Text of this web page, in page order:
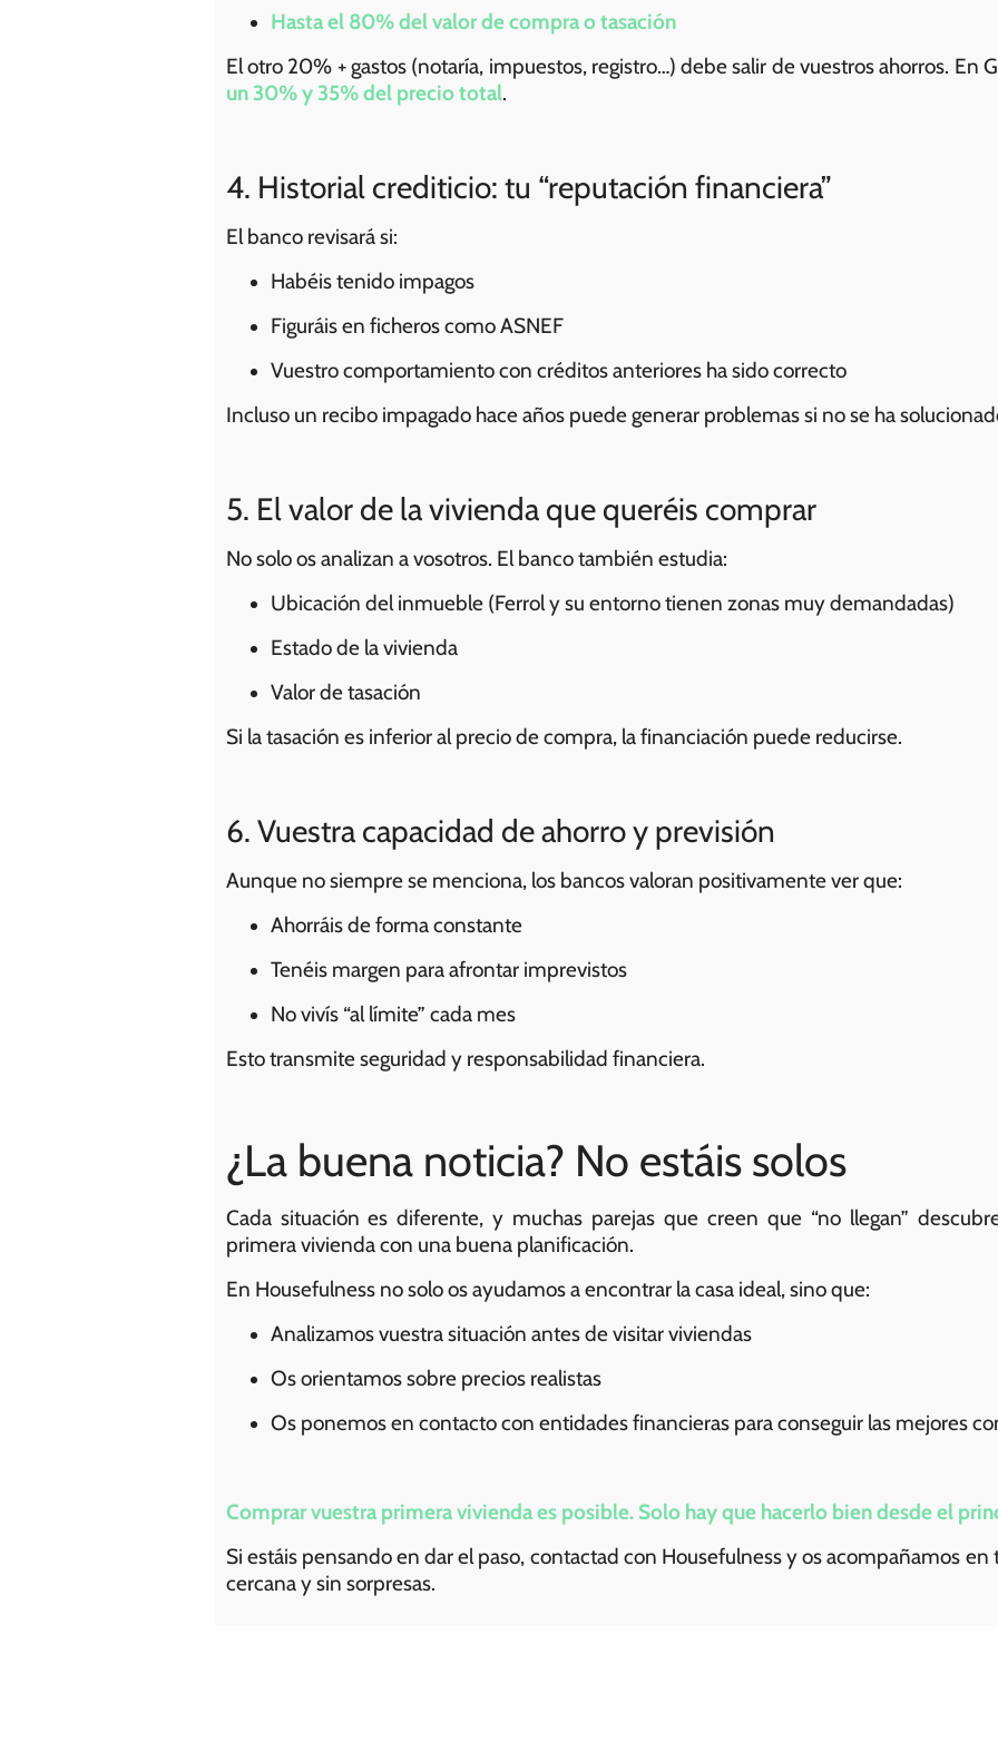
Hasta el 80% del valor de compra o tasación
El otro 20% + gastos (notaría, impuestos, registro…) debe salir de vuestros ahorros. En
un 30% y 35% del precio total.
4. Historial crediticio: tu “reputación financiera”
El banco revisará si:
Habéis tenido impagos
Figuráis en ficheros como ASNEF
Vuestro comportamiento con créditos anteriores ha sido correcto
Incluso un recibo impagado hace años puede generar problemas si no se ha
5. El valor de la vivienda que queréis comprar
No solo os analizan a vosotros. El banco también estudia:
Ubicación del inmueble (Ferrol y su entorno tienen zonas muy demandadas)
Estado de la vivienda
Valor de tasación
Si la tasación es inferior al precio de compra, la financiación puede reducirse.
6. Vuestra capacidad de ahorro y previsión
Aunque no siempre se menciona, los bancos valoran positivamente ver que:
Ahorráis de forma constante
Tenéis margen para afrontar imprevistos
No vivís “al límite” cada mes
Esto transmite seguridad y responsabilidad financiera.
¿La buena noticia? No estáis solos
Cada situación es diferente, y muchas parejas que creen que “no llegan”
primera vivienda con una buena planificación.
En Housefulness no solo os ayudamos a encontrar la casa ideal, sino que:
Analizamos vuestra situación antes de visitar viviendas
Os orientamos sobre precios realistas
Os ponemos en contacto con entidades financieras para conseguir las mejores
Comprar vuestra primera vivienda es posible. Solo hay que hacerlo bien desde el
Si estáis pensando en dar el paso, contactad con Housefulness y os acompañamos
cercana y sin sorpresas.